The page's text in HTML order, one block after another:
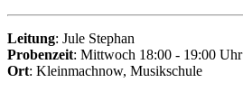
Leitung: Jule Stephan
Probenzeit: Mittwoch 18:00 - 19:00 Uhr
Ort: Kleinmachnow, Musikschule